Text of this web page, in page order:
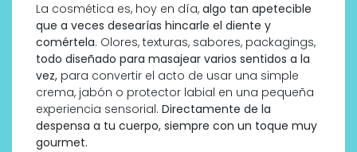
La cosmética es, hoy en día, algo tan apetecible
que a veces desearías hincarle el diente y
comértela. Olores, texturas, sabores, packagings,
todo diseñado para masajear varios sentidos a la
vez, para convertir el acto de usar una simple
crema, jabón o protector labial en una pequeña
experiencia sensorial. Directamente de la
despensa a tu cuerpo, siempre con un toque muy
gourmet.